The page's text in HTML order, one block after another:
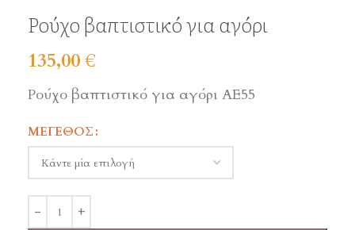
Ρούχο βαπτιστικό για αγόρι
135,00€
Ρούχο βαπτιστικό για αγόρι ΑΕ55
ΜΈΓΕΘΟΣ